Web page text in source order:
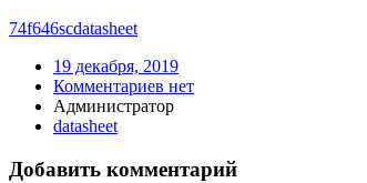
74f646scdatasheet
19 декабря, 2019
Комментариев нет
Администратор
datasheet
Добавить комментарий